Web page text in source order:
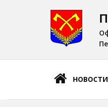
НОВОСТИ